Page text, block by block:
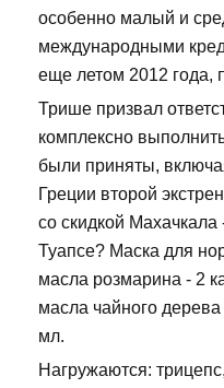
особенно малый и
международными
еще летом 2012 года,
Трише призвал
комплексно
были приняты,
Греции второй
со скидкой Махачкала
Туапсе? Маска для
масла розмарина - 2
масла чайного
мл.
Нагружаются: